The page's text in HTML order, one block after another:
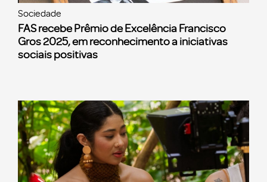
Sociedade
FAS recebe Prêmio de Excelência Francisco
Gros 2025, em reconhecimento a iniciativas
sociais positivas